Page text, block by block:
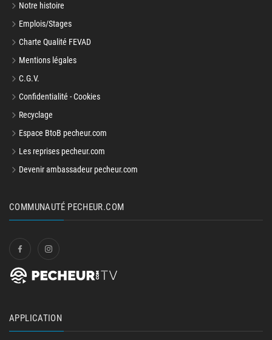
Notre histoire
Emplois/Stages
Charte Qualité FEVAD
Mentions légales
C.G.V.
Confidentialité - Cookies
Recyclage
Espace BtoB pecheur.com
Les reprises pecheur.com
Devenir ambassadeur pecheur.com
COMMUNAUTÉ PECHEUR.COM
APPLICATION